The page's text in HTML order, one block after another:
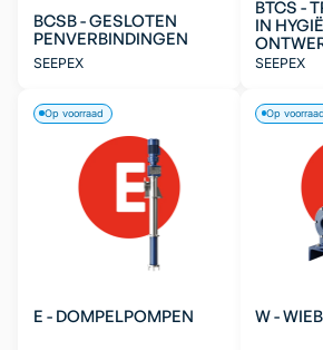
BCSB - GESLOTEN
PENVERBINDINGEN
SEEPEX
BTCS -
IN
SEEPEX
E - DOMPELPOMPEN
Op voorraad
W -
Op voorraad